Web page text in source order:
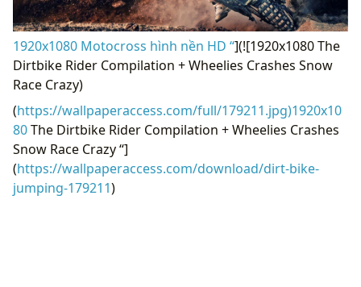
1920x1080 Motocross hình nền HD “](![1920x1080 The
Dirtbike Rider Compilation + Wheelies Crashes Snow
Race Crazy)
(https://wallpaperaccess.com/full/179211.jpg)1920x10
80The Dirtbike Rider Compilation + Wheelies Crashes
Snow Race Crazy “]
(https://wallpaperaccess.com/download/dirt-bike-
jumping-179211)